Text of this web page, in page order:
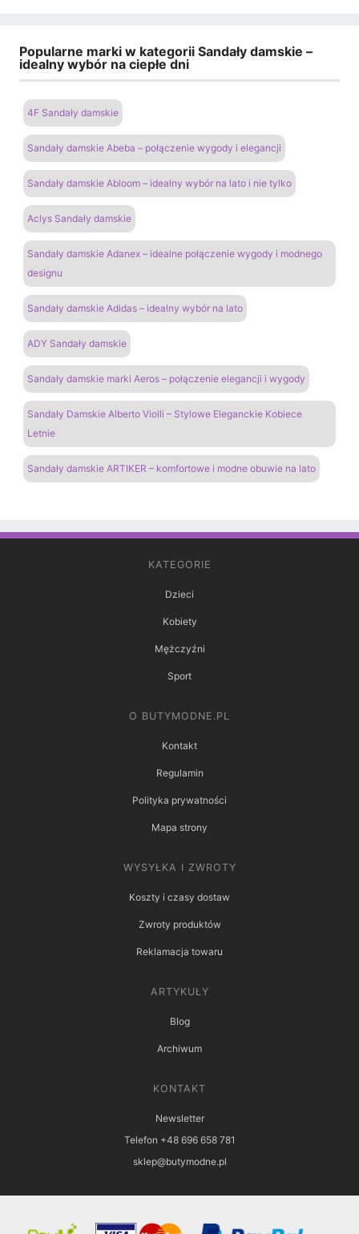
Popularne marki w kategorii Sandały damskie –
idealny wybór na ciepłe dni
4F Sandały damskie
Sandały damskie Abeba – połączenie wygody i elegancji
Sandały damskie Abloom – idealny wybór na lato i nie tylko
Aclys Sandały damskie
Sandały damskie Adanex – idealne połączenie wygody i modnego
designu
Sandały damskie Adidas – idealny wybór na lato
ADY Sandały damskie
Sandały damskie marki Aeros – połączenie elegancji i wygody
Sandały Damskie Alberto Violli – Stylowe Eleganckie Kobiece
Letnie
Sandały damskie ARTIKER – komfortowe i modne obuwie na lato
KATEGORIE
Dzieci
Kobiety
Mężczyźni
Sport
O BUTYMODNE.PL
Kontakt
Regulamin
Polityka prywatności
Mapa strony
WYSYŁKA I ZWROTY
Koszty i czasy dostaw
Zwroty produktów
Reklamacja towaru
ARTYKUŁY
Blog
Archiwum
KONTAKT
Newsletter
Telefon +48 696 658 781
sklep@butymodne.pl